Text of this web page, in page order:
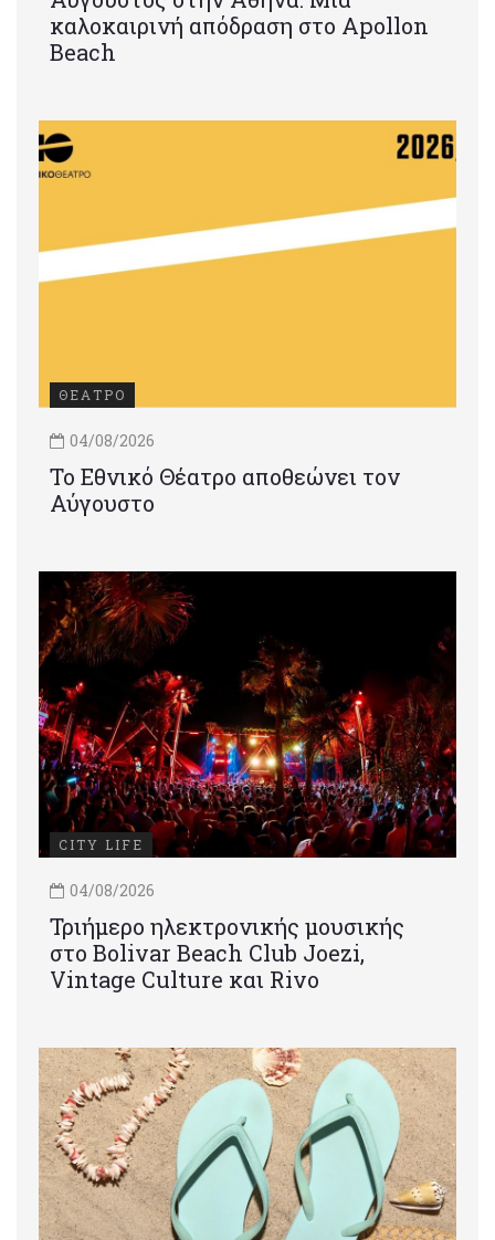
καλοκαιρινή απόδραση στο Apollon
Beach
ΘΕΑΤΡΟ
04/08/2026
Το Εθνικό Θέατρο αποθεώνει τον
Αύγουστο
CITY LIFE
04/08/2026
Τριήμερο ηλεκτρονικής μουσικής
στο Bolivar Beach Club Joezi,
Vintage Culture και Rivo